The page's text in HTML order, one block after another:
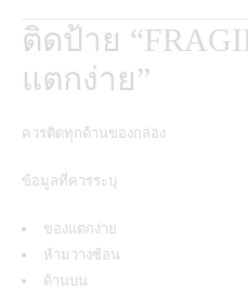
ติดป้าย
แตกง่าย”
ควรติดทุกด้านของกล่อง
ข้อมูลที่ควรระบุ
ของแตกง่าย
ห้ามวางซ้อน
ด้านบน